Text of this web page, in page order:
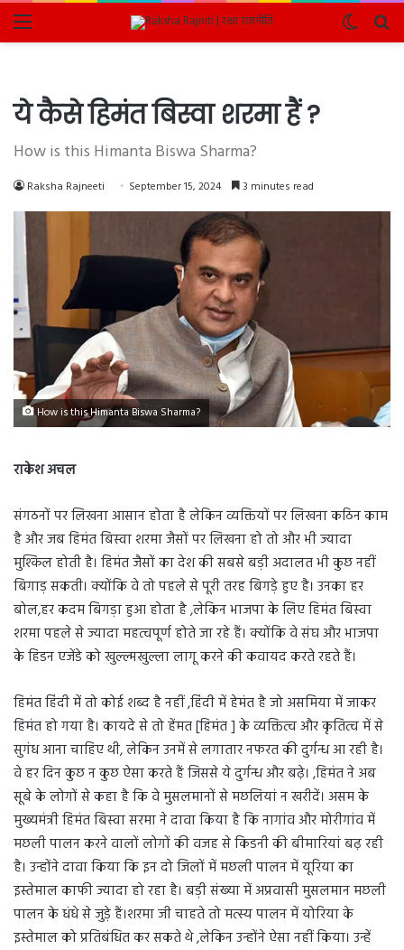
Menu
Switch
skin
ये कैसे हिमंत बिस्वा शरमा हैं ?
How is this Himanta Biswa Sharma?
Raksha Rajneeti September 15, 2024 3 minutes read
How is this Himanta Biswa Sharma?
राकेश अचल
संगठनों पर लिखना आसान होता है लेकिन व्यक्तियों पर लिखना कठिन काम
है और जब हिमंत बिस्वा शरमा जैसों पर लिखना हो तो और भी ज्यादा
मुश्किल होती है। हिमंत जैसों का देश की सबसे बड़ी अदालत भी कुछ नहीं
बिगाड़ सकती। क्योंकि वे तो पहले से पूरी तरह बिगड़े हुए है। उनका हर
बोल,हर कदम बिगड़ा हुआ होता है ,लेकिन भाजपा के लिए हिमंत बिस्वा
शरमा पहले से ज्यादा महत्वपूर्ण होते जा रहे हैं। क्योंकि वे संघ और भाजपा
के हिडन एजेंडे को खुल्ल्मखुल्ला लागू करने की कवायद करते रहते हैं।
हिमंत हिंदी में तो कोई शब्द है नहीं ,हिंदी में हेमंत है जो असमिया में जाकर
हिमंत हो गया है। कायदे से तो हेंमत [हिमंत ] के व्यक्तित्व और कृतित्व में से
सुगंध आना चाहिए थी, लेकिन उनमें से लगातार नफरत की दुर्गन्ध आ रही है।
वे हर दिन कुछ न कुछ ऐसा करते हैं जिससे ये दुर्गन्ध और बढ़े। ,हिमंत ने अब
सूबे के लोगों से कहा है कि वे मुसलमानों से मछलियां न खरीदें। असम के
मुख्यमंत्री हिमंत बिस्वा सरमा ने दावा किया है कि नागांव और मोरीगांव में
मछली पालन करने वालों लोगों की वजह से किडनी की बीमारियां बढ़ रही
है। उन्होंने दावा किया कि इन दो जिलों में मछली पालन में यूरिया का
इस्तेमाल काफी ज्यादा हो रहा है। बड़ी संख्या में अप्रवासी मुसलमान मछली
पालन के धंधे से जुड़े हैं।शरमा जी चाहते तो मत्स्य पालन में योरिया के
इस्तेमाल को प्रतिबंधित कर सकते थे ,लेकिन उन्होंने ऐसा नहीं किया। उन्हें